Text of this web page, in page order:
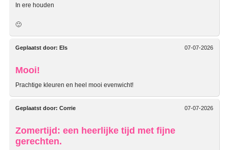
In ere houden
🙂
07-07-2026
Geplaatst door: Els
Mooi!
Prachtige kleuren en heel mooi evenwicht!
07-07-2026
Geplaatst door: Corrie
Zomertijd: een heerlijke tijd met fijne
gerechten.